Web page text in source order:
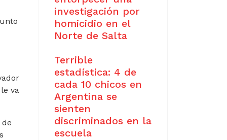
va
investigación por
homicidio en el
Norte de Salta
Terrible
estadística: 4 de
cada 10 chicos en
Argentina se
sienten
discriminados en la
escuela